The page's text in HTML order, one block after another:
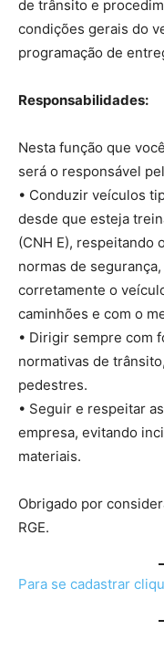
de trânsito e
condições gerais do
programação de
Responsabilidades: ​
Nesta função que
será o responsável
• Conduzir veículos
desde que esteja
(CNH E), respeitando
normas de
corretamente o
caminhões e com o
• Dirigir sempre com
normativas de
pedestres.
• Seguir e respeitar
empresa, evitando
materiais.
Obrigado por
RGE.
Para se cadastrar